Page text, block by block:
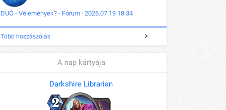
DUÓ - Vélemények? - Fórum · 2026.07.19 18:34
Több hozzászólás
A nap kártyája
Darkshire Librarian